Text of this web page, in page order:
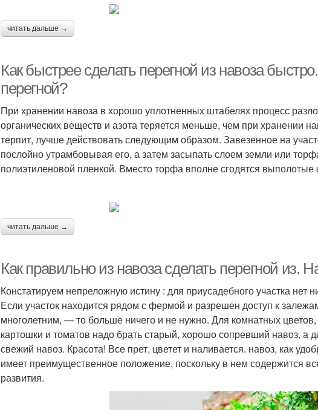
читать дальше →
Как быстрее сделать перегной из навоза
перегной?
При хранении навоза в хорошо уплотненных штабелях процесс
органических веществ и азота теряется меньше, чем при хранении
терпит, лучше действовать следующим образом. Завезенное на
послойно утрамбовывая его, а затем засыпать слоем земли или
полиэтиленовой пленкой. Вместо торфа вполне сгодятся выполотые
читать дальше →
Как правильно из навоза сделать перегной из.
Констатируем непреложную истину : для приусадебного участка нет
Если участок находится рядом с фермой и разрешен доступ к
многолетним, — то больше ничего и не нужно. Для комнатных
картошки и томатов надо брать старый, хорошо сопревший навоз, а
свежий навоз. Красота! Все прет, цветет и наливается. навоз, как
имеет преимущественное положение, поскольку в нем содержится
развития.